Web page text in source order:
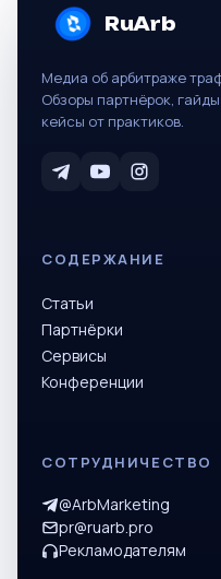
RuArb
Медиа об арбитраже
Обзоры партнёрок,
кейсы от практиков.
СОДЕРЖАНИЕ
Статьи
Партнёрки
Сервисы
Конференции
СОТРУДНИЧЕСТВО
@ArbMarketing
pr@ruarb.pro
Рекламодателям